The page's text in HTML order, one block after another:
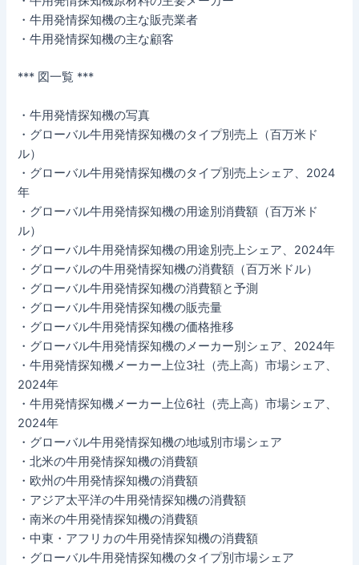
・牛用発情探知機の主な販売業者
・牛用発情探知機の主な顧客
*** 図一覧 ***
・牛用発情探知機の写真
・グローバル牛用発情探知機のタイプ別売上（百万米ド
ル）
・グローバル牛用発情探知機のタイプ別売上シェア、2024
年
・グローバル牛用発情探知機の用途別消費額（百万米ド
ル）
・グローバル牛用発情探知機の用途別売上シェア、2024年
・グローバルの牛用発情探知機の消費額（百万米ドル）
・グローバル牛用発情探知機の消費額と予測
・グローバル牛用発情探知機の販売量
・グローバル牛用発情探知機の価格推移
・グローバル牛用発情探知機のメーカー別シェア、2024年
・牛用発情探知機メーカー上位3社（売上高）市場シェア、
2024年
・牛用発情探知機メーカー上位6社（売上高）市場シェア、
2024年
・グローバル牛用発情探知機の地域別市場シェア
・北米の牛用発情探知機の消費額
・欧州の牛用発情探知機の消費額
・アジア太平洋の牛用発情探知機の消費額
・南米の牛用発情探知機の消費額
・中東・アフリカの牛用発情探知機の消費額
・グローバル牛用発情探知機のタイプ別市場シェア